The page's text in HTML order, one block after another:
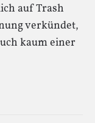
auf Trash
verkündet,
kaum einer